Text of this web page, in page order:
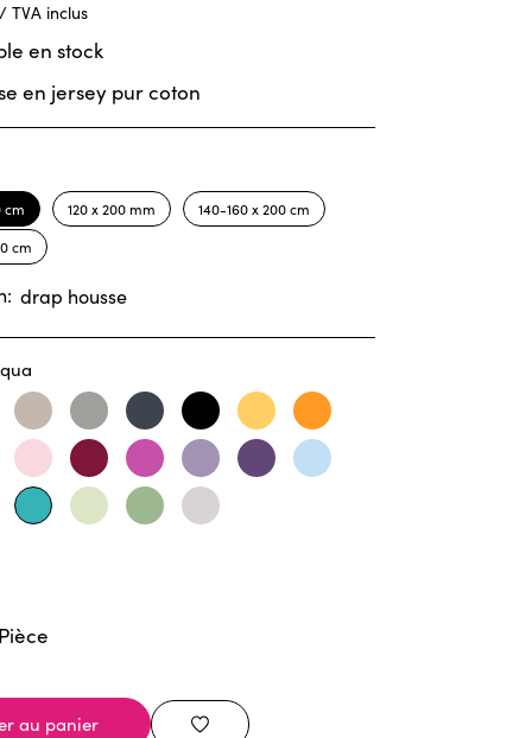
TVA inclus
en stock
en jersey pur coton
cm 120 x 200 mm
140-160 x 200 cm
cm
drap housse
BasaltChromTitaniumSchwarzMais Mandarine
HellrosaBurgundOrchideeMauveBrombeerHellblau
Aqua ResedaOlive Perle
Pièce
au panier